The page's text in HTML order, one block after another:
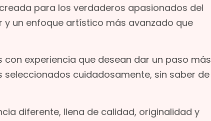
para los verdaderos apasionados del
un enfoque artístico más avanzado que
experiencia que desean dar un paso más
cuidadosamente, sin saber de
diferente, llena de calidad, originalidad y